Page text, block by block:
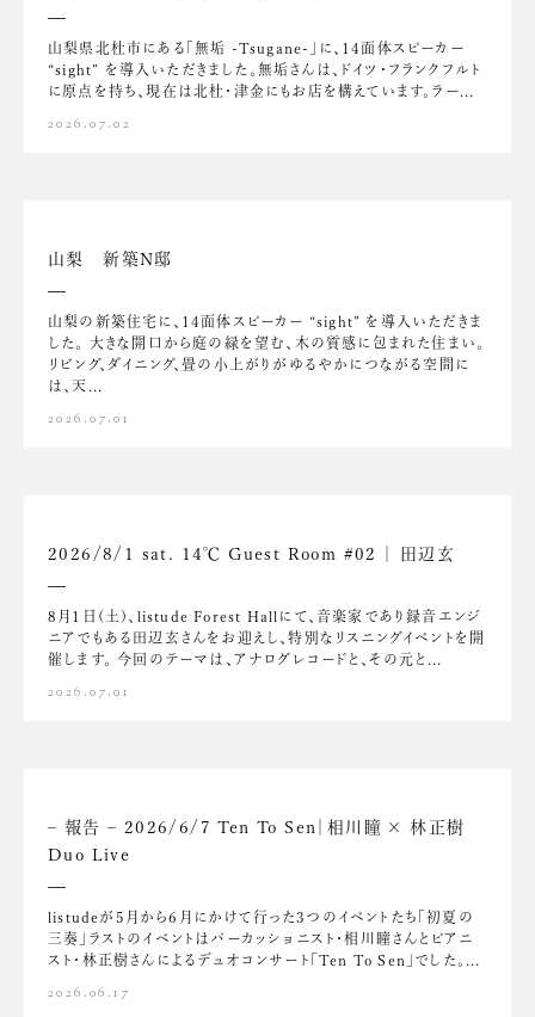
山梨県北杜市にある「無垢 -Tsugane-」に、14面体スピーカー
“sight” を導入いただきました。無垢さんは、ドイツ・フランクフルト
に原点を持ち、現在は北杜・津金にもお店を構えています。ラー...
2026.07.02
山梨 新築N邸
山梨の新築住宅に、14面体スピーカー “sight” を導入いただきま
した。 大きな開口から庭の緑を望む、木の質感に包まれた住まい。
リビング、ダイニング、畳の小上がりがゆるやかにつながる空間に
は、天...
2026.07.01
2026/8/1 sat. 14℃ Guest Room #02 ｜ 田辺玄
8月1日(土)、listude Forest Hallにて、音楽家であり録音エンジ
ニアでもある田辺玄さんをお迎えし、特別なリスニングイベントを開
催します。 今回のテーマは、アナログレコードと、その元と...
2026.07.01
– 報告 – 2026/6/7 Ten To Sen｜相川瞳 × 林正樹
Duo Live
listudeが5月から6月にかけて行った3つのイベントたち「初夏の
三奏」ラストのイベントはパーカッショニスト・相川瞳さんとピアニ
スト・林正樹さんによるデュオコンサート「Ten To Sen」でした。...
2026.06.17